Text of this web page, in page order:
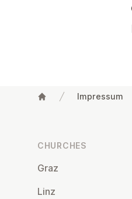
Impressum
CHURCHES
Graz
Linz